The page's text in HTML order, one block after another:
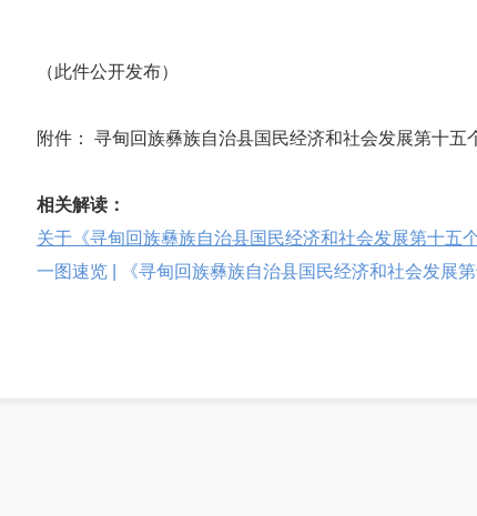
（此件公开发布）
附件： 寻甸回族彝族自治县国民经济和社会发展第十五
相关解读：
关于《寻甸回族彝族自治县国民经济和社会发展第十五
一图速览 | 《寻甸回族彝族自治县国民经济和社会发展